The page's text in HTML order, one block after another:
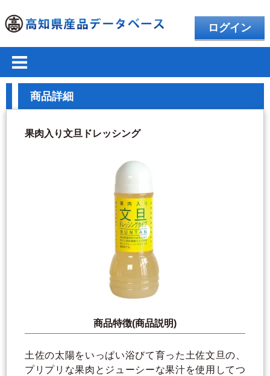
ログイン
商品詳細
果肉入り文旦ドレッシング
商品特徴(商品説明)
土佐の太陽をいっぱい浴びて育った土佐文旦の、
プリプリな果肉とジューシーな果汁を使用してつ